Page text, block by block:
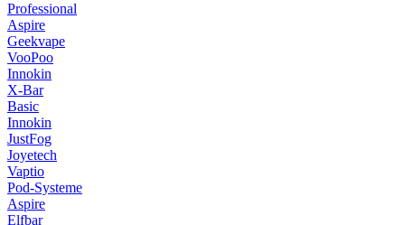
Professional
Aspire
Geekvape
VooPoo
Innokin
X-Bar
Basic
Innokin
JustFog
Joyetech
Vaptio
Pod-Systeme
Aspire
Elfbar